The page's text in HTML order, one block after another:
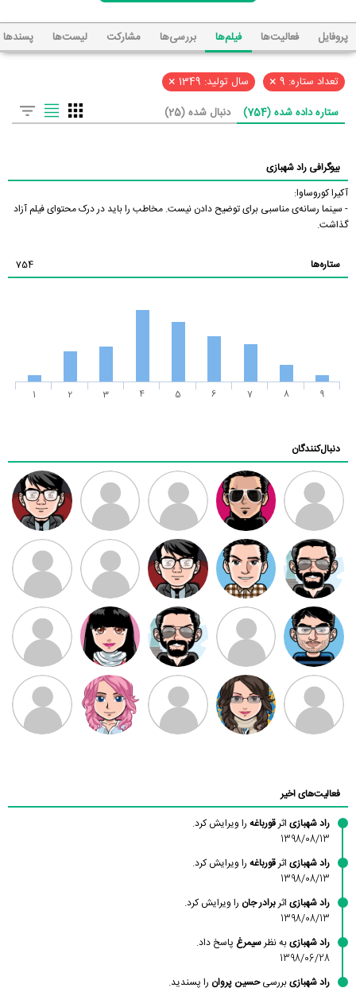
پروفایل فعالیت‌ها فیلم‌ها بررسی‌ها مشارکت لیست‌ها پسند‌ها
تعداد ستاره: 9 × سال تولید: 1349 ×
ستاره داده شده (754) دنبال شده (25)
بیوگرافی راد شهبازی
آکیرا کوروساوا:
- سینما رسانه‌ی مناسبی برای توضیح دادن نیست. مخاطب را باید در درک محتوای فیلم آزاد
گذاشت.
ستاره‌ها 754
1 2 3 4 5 6 7 8 9
دنبال‌کنندگان
ممدرضا رضا کاظمی زهرا ~ ابتین
سید محمد
موسوی
مهدی فرهمند مهدی سلطانی داود رضیی
طرفدار میلی
بابی براون
کیوان کیانی
سامان راحمی امیردلتا امیروو ملیکا منتظری عارفه داستانپور
فعالیت‌های اخیر
راد شهبازی اثرقورباغه را ویرایش کرد.
1398/08/13
راد شهبازی اثرقورباغه را ویرایش کرد.
1398/08/13
راد شهبازی اثربرادر جان را ویرایش کرد.
1398/08/13
راد شهبازیبه نظرسیمرغ پاسخ داد.
1398/06/28
راد شهبازیبررسیحسین پروان را پسندید.